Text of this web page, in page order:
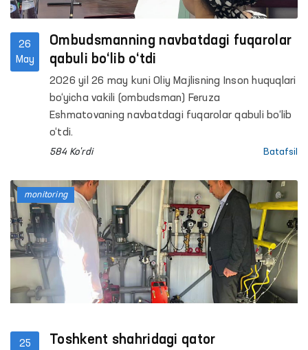
26
May
Ombudsmanning navbatdagi fuqarolar
qabuli bo‘lib o‘tdi
2026 yil 26 may kuni Oliy Majlisning Inson huquqlari
bo‘yicha vakili (ombudsman) Feruza
Eshmatovaning navbatdagi fuqarolar qabuli bo‘lib
o‘tdi.
584 Ko'rdi Batafsil
25
Toshkent shahridagi qator
monitoring